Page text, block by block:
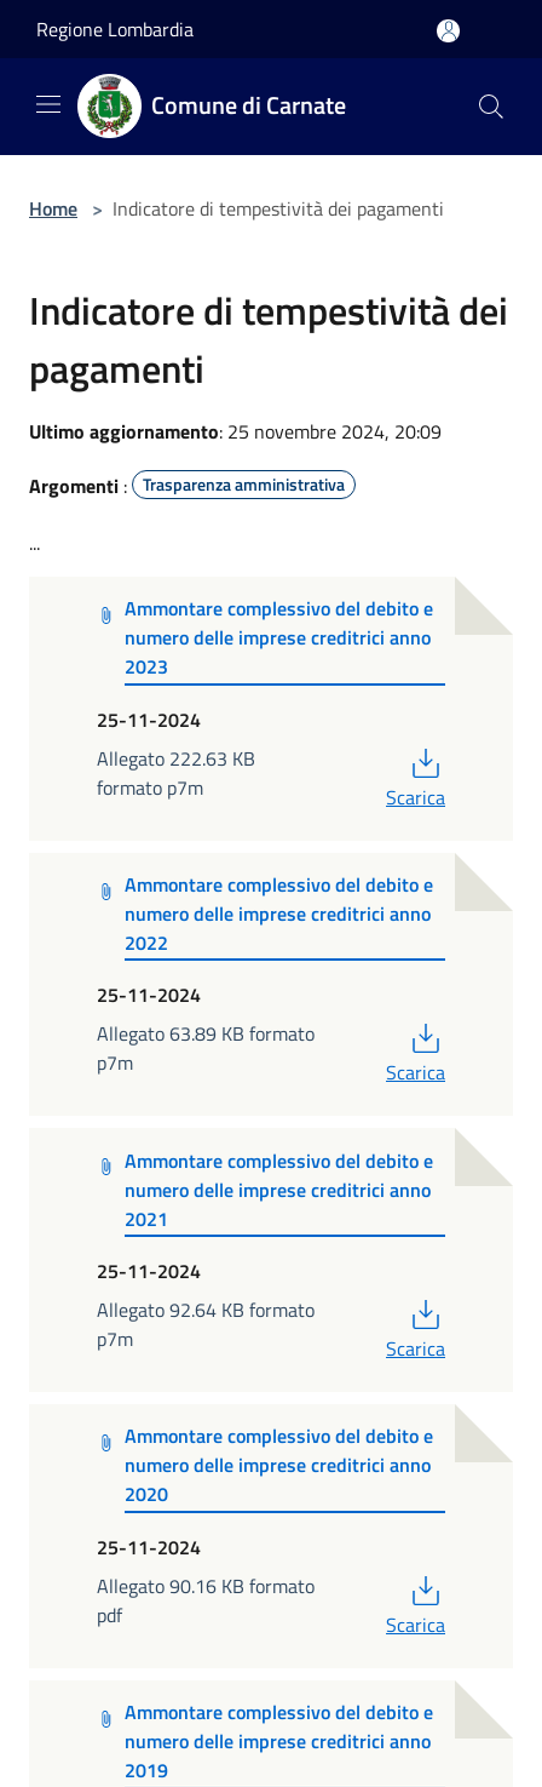
Regione Lombardia
Comune di Carnate
Home > Indicatore di tempestività dei pagamenti
Indicatore di tempestività dei
pagamenti
Ultimo aggiornamento: 25 novembre 2024, 20:09
Argomenti : Trasparenza amministrativa
...
Ammontare complessivo del debito e
numero delle imprese creditrici anno
2023
25-11-2024
Allegato 222.63 KB
formato p7m
Scarica
Ammontare complessivo del debito e
numero delle imprese creditrici anno
2022
25-11-2024
Allegato 63.89 KB formato
p7m
Scarica
Ammontare complessivo del debito e
numero delle imprese creditrici anno
2021
25-11-2024
Allegato 92.64 KB formato
p7m
Scarica
Ammontare complessivo del debito e
numero delle imprese creditrici anno
2020
25-11-2024
Allegato 90.16 KB formato
pdf
Scarica
Ammontare complessivo del debito e
numero delle imprese creditrici anno
2019